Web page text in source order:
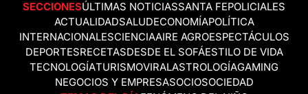
SECCIONESÚLTIMAS NOTICIASSANTA FEPOLICIALES
ACTUALIDADSALUDECONOMÍAPOLÍTICA
INTERNACIONALESCIENCIAAIRE AGROESPECTÁCULOS
DEPORTESRECETASDESDE EL SOFÁESTILO DE VIDA
TECNOLOGÍATURISMOVIRALASTROLOGÍAGAMING
NEGOCIOS Y EMPRESASOCIOSOCIEDAD